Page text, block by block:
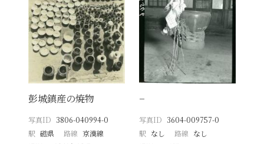
彭城鎮産の焼物
写真ID 3806-040994-0
駅 磁県 路線 京漢線
−
写真ID 3604-009757-0
駅 なし 路線 なし